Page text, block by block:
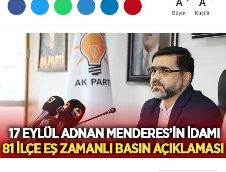
A
Büyüt
A
Küçült